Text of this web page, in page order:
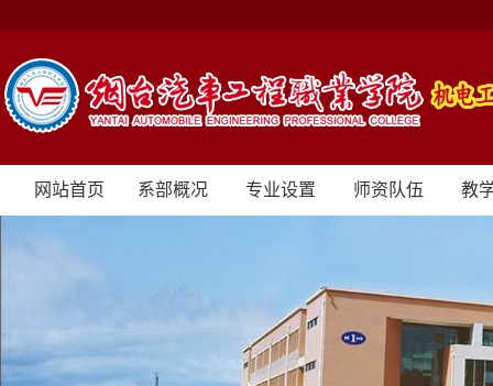
网站首页 系部概况 专业设置 师资队伍 教